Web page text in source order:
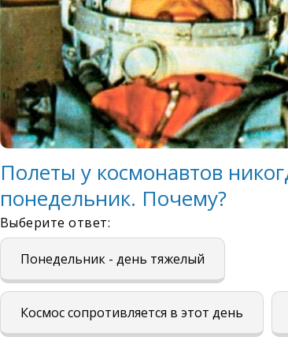
Полеты у космонавтов
понедельник. Почему?
Выберите ответ:
Понедельник - день тяжелый
Космос сопротивляется в этот день